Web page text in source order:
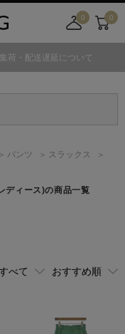
0
舗
カ
ト
0
荷・配送遅延について
パンツ
スラックス
ディース)の商品一覧